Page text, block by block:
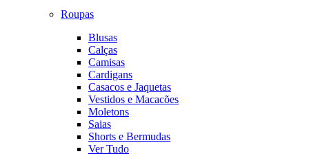
Roupas
Blusas
Calças
Camisas
Cardigans
Casacos e Jaquetas
Vestidos e Macacões
Moletons
Saias
Shorts e Bermudas
Ver Tudo